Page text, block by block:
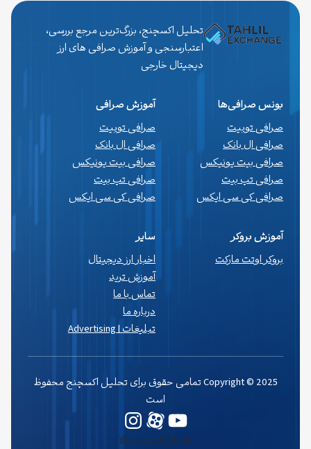
تحلیل اکسچنج، بزرگ‌ترین مرجع بررسی،
اعتبارسنجی و آموزش صرافی های ارز
دیجیتال خارجی
بونس صرافی‌ها
صرافی توبیت
صرافی ال بانک
صرافی بیت یونیکس
صرافی تپ بیت
صرافی کی سی ایکس
آموزش صرافی
صرافی توبیت
صرافی ال بانک
صرافی بیت یونیکس
صرافی تپ بیت
صرافی کی سی ایکس
آموزش بروکر
بروکر اوتت مارکت
سایر
اخبار ارز دیجیتال
آموزش ترید
تماس با ما
درباره ما
تبلیغات | Advertising
یوتیوبوردپرس
Copyright © 2025 تمامی حقوق برای تحلیل اکسچنج محفوظ
است
بازگشت به بالا